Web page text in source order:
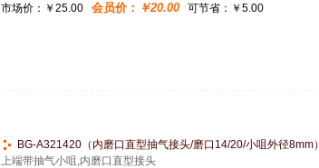
市场价： ￥25.00 会员价： ￥20.00 可节省：￥5.00
BG-A321420（内磨口直型抽气接头/磨口14/20/小咀外径8mm）
上端带抽气小咀,内磨口直型接头